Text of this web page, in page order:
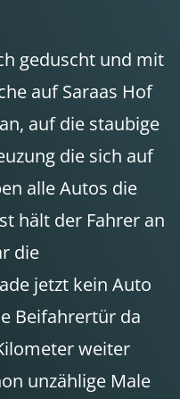
geduscht und mit
auf Saraas Hof
auf die staubige
die sich auf
alle Autos die
hält der Fahrer an
die
jetzt kein Auto
Beifahrertür da
weiter
unzählige Male